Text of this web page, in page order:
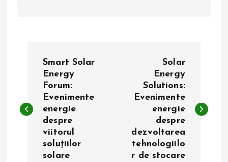
v
Smart Solar
Energy
Forum:
Evenimente
energie
despre
viitorul
soluțiilor
solare
Solar
Energy
Solutions:
Evenimente
energie
despre
dezvoltarea
tehnologiilo
r de stocare